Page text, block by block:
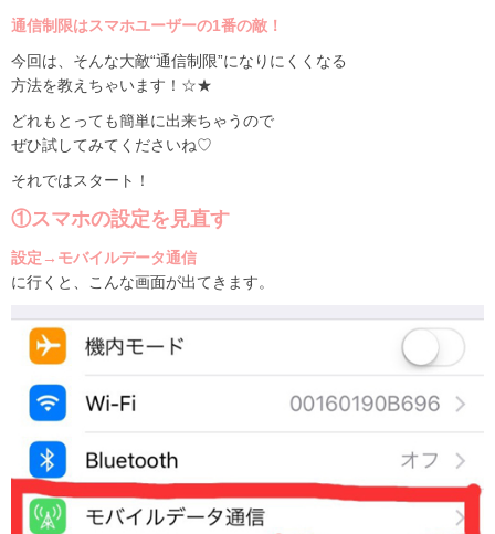
通信制限はスマホユーザーの1番の敵！
今回は、そんな大敵“通信制限”になりにくくなる
方法を教えちゃいます！☆★
どれもとっても簡単に出来ちゃうので
ぜひ試してみてくださいね♡
それではスタート！
①スマホの設定を見直す
設定→モバイルデータ通信
に行くと、こんな画面が出てきます。